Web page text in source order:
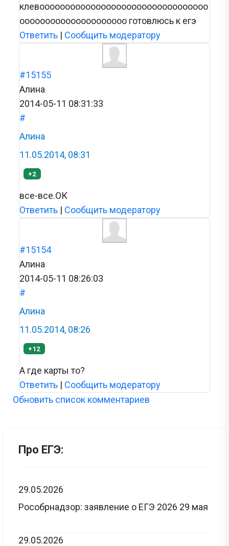
клевооооооооооооооооооооооооооооооооо
ооооооооооооооооооооо готовлюсь к егэ
Ответить | Сообщить модератору
#15155
Алина
2014-05-11 08:31:33
#
Алина
11.05.2014, 08:31
+2
все-все.ОК
Ответить | Сообщить модератору
#15154
Алина
2014-05-11 08:26:03
#
Алина
11.05.2014, 08:26
+12
А где карты то?
Ответить | Сообщить модератору
Обновить список комментариев
Про ЕГЭ:
29.05.2026
Рособрнадзор: заявление о ЕГЭ 2026 29 мая
29.05.2026